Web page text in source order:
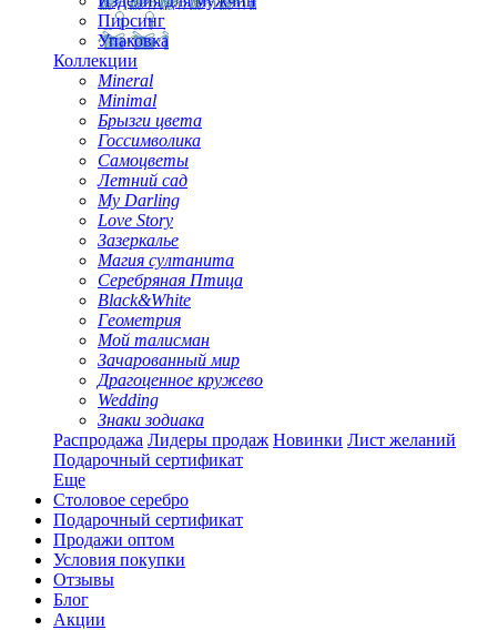
Пирсинг
Упаковка
Коллекции
Mineral
Minimal
Брызги цвета
Госсимволика
Самоцветы
Летний сад
My Darling
Love Story
Зазеркалье
Магия султанита
Серебряная Птица
Black&White
Геометрия
Мой талисман
Зачарованный мир
Драгоценное кружево
Wedding
Знаки зодиака
Распродажа Лидеры продаж Новинки Лист желаний
Подарочный сертификат
Еще
Столовое серебро
Подарочный сертификат
Продажи оптом
Условия покупки
Отзывы
Блог
Акции